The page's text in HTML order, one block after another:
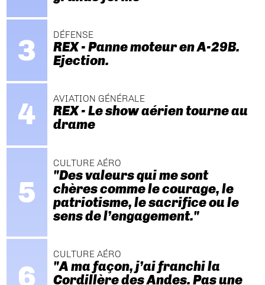
DÉFENSE
REX - Panne moteur en A-29B.
Ejection.
AVIATION GÉNÉRALE
REX - Le show aérien tourne au
drame
CULTURE AÉRO
"Des valeurs qui me sont
chères comme le courage, le
patriotisme, le sacrifice ou le
sens de l’engagement."
CULTURE AÉRO
"A ma façon, j’ai franchi la
Cordillère des Andes. Pas une